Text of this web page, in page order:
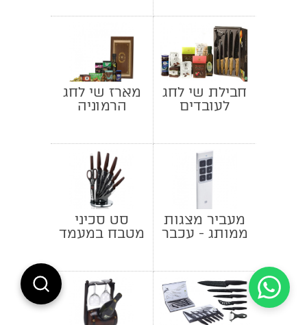
חבילת שי לחג
לעובדים
מארז שי לחג
הרמוניה
מעביר מצגות
ממותג - עכבר
סט סכיני
מטבח במעמד